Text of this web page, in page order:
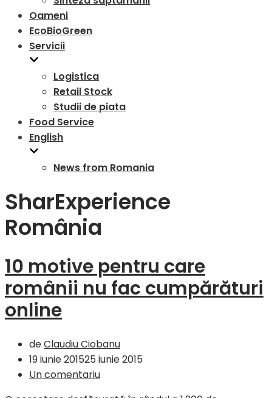
Oameni
EcoBioGreen
Servicii
Logistica
Retail Stock
Studii de piata
Food Service
English
News from Romania
SharExperience
România
10 motive pentru care
românii nu fac cumpărături
online
deClaudiu Ciobanu
19 iunie 201525 iunie 2015
Un comentariu